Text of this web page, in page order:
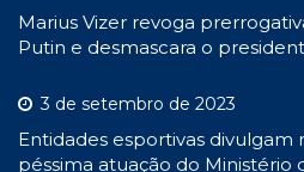
Marius Vizer revoga
Putin e desmascara o
3 de setembro de 2023
Entidades esportivas divulgam
péssima atuação do Ministério